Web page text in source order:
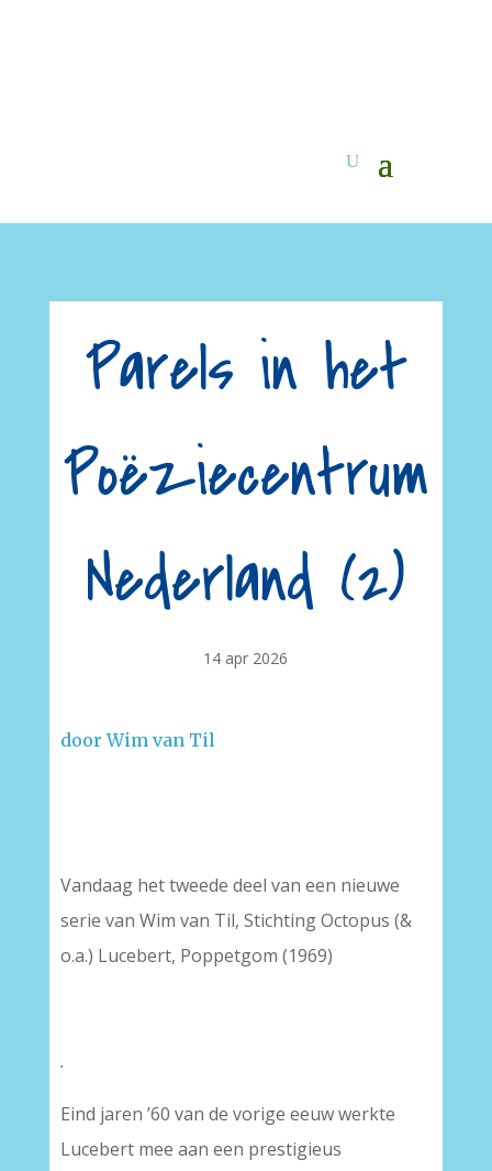
Parels in het
Poëziecentrum
Nederland (2)
14 apr 2026
door Wim van Til
Vandaag het tweede deel van een nieuwe
serie van Wim van Til, Stichting Octopus (&
o.a.) Lucebert, Poppetgom (1969)
.
Eind jaren ’60 van de vorige eeuw werkte
Lucebert mee aan een prestigieus